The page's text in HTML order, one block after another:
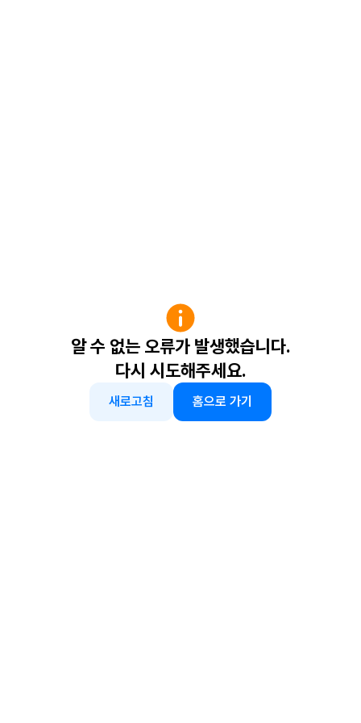
알 수 없는 오류가 발생했습니다.
다시 시도해주세요.
새로고침 홈으로 가기